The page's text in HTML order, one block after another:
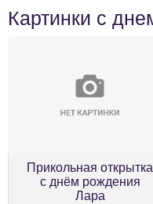
Картинки с
Прикольная открытка
с днём рождения
Лара